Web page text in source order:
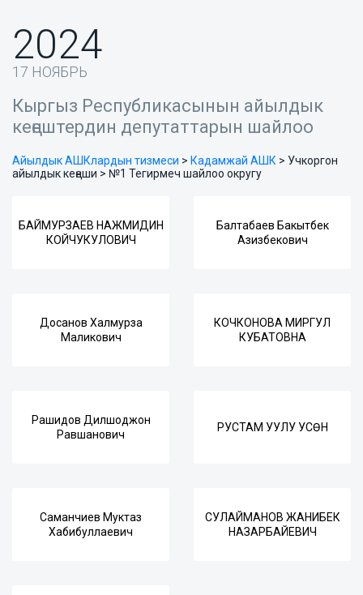
2024
17 НОЯБРЬ
Кыргыз Республикасынын айылдык
кеңештердин депутаттарын шайлоо
Айылдык АШКлардын тизмеси > Кадамжай АШК > Учкоргон
айылдык кеңеши > №1 Тегирмеч шайлоо округу
БАЙМУРЗАЕВ НАЖМИДИН
КОЙЧУКУЛОВИЧ
Балтабаев Бакытбек
Азизбекович
Досанов Халмурза
Маликович
КОЧКОНОВА МИРГУЛ
КУБАТОВНА
Рашидов Дилшоджон
Равшанович
РУСТАМ УУЛУ УСӨН
Саманчиев Муктаз
Хабибуллаевич
СУЛАЙМАНОВ ЖАНИБЕК
НАЗАРБАЙЕВИЧ